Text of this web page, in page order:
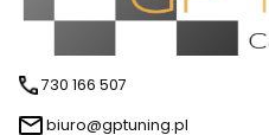
730 166 507
biuro@gptuning.pl